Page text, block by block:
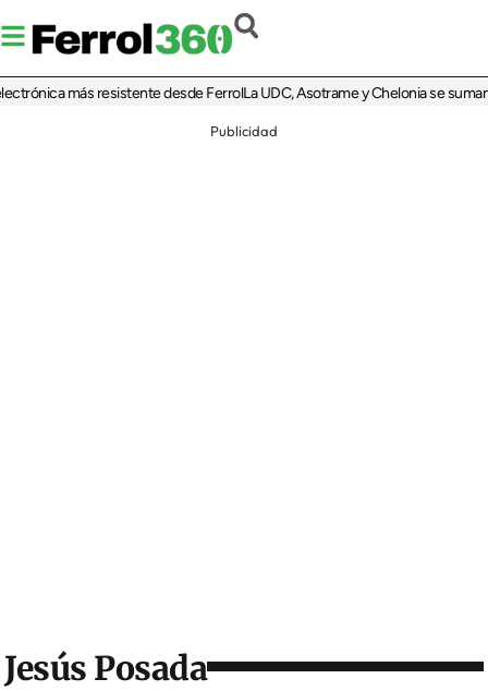
más resistente desde FerrolLa UDC, Asotrame y Chelonia se suman al
Publicidad
Jesús Posada